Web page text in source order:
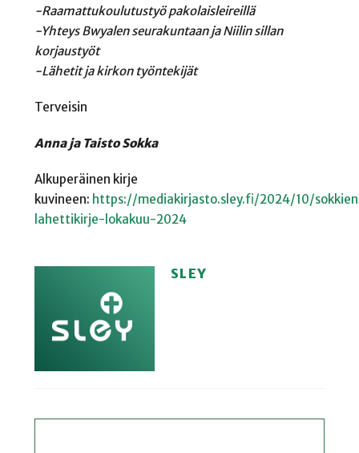
-Raamattukoulutustyöpakolaisleireillä
-Yhteys Bwyalenseurakuntaan ja Niilinsillan
korjaustyöt
-Lähetit ja kirkon työntekijät
Terveisin
Anna ja Taisto Sokka
Alkuperäinen kirje
kuvineen: https://mediakirjasto.sley.fi/2024/10/
lahettikirje-lokakuu-2024
SLEY